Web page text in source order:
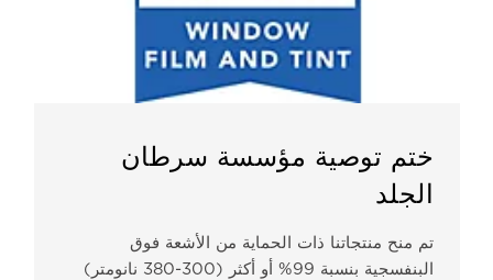
ختم توصية مؤسسة سرطان
الجلد
تم منح منتجاتنا ذات الحماية من الأشعة فوق
البنفسجية بنسبة 99% أو أكثر (300-380 نانومتر)